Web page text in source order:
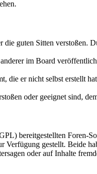
guten Sitten verstoßen.
im Board
er nicht selbst erstellt
oder geeignet sind,
bereitgestellten Foren-
gestellt. Beide
oder auf Inhalte